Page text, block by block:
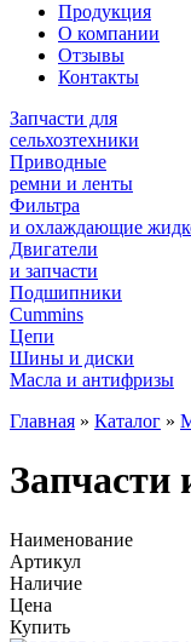
Продукция
О компании
Отзывы
Контакты
Запчасти для
сельхозтехники
Приводные
ремни и ленты
Фильтра
и охлаждающие
Двигатели
и запчасти
Подшипники
Cummins
Цепи
Шины и диски
Масла и антифризы
Главная » Каталог »
Запчасти
Наименование
Артикул
Наличие
Цена
Купить